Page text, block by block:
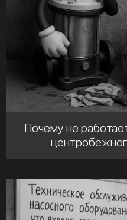
Почему не